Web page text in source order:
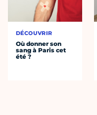
DÉCOUVRIR
Où donner son
sang à Paris cet
été ?